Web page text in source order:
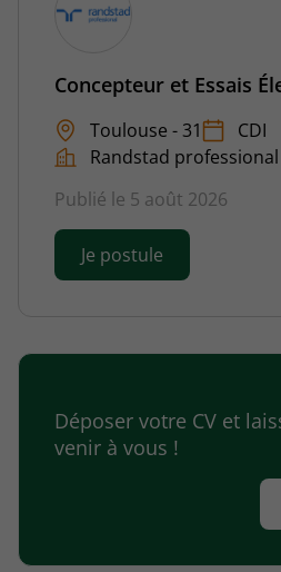
Concepteur et Essais
Toulouse - 31
CDI
Randstad professional
Publié le 5 août 2026
Je postule
Déposer votre CV et
venir à vous !